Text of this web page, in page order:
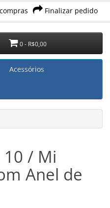
Finalizar pedido
0 - R$0,00
Acessórios
10 / Mi
Anel de